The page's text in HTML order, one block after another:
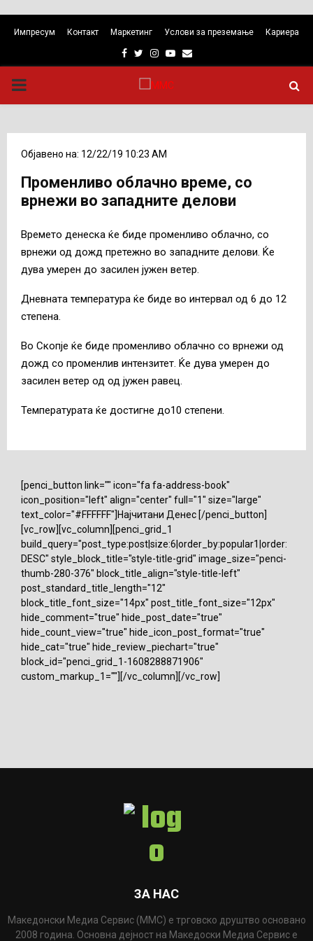
Импресум Контакт Маркетинг Услови за преземање Кариера
Facebook
TwitterInstagram
Youtube
Email
PRIMARY
Објавено на: 12/22/19 10:23 AM
Променливо облачно време, со
врнежи во западните делови
Времето денеска ќе биде променливо облачно, со
врнежи од дожд претежно во западните делови. Ќе
дува умерен до засилен јужен ветер.
Дневната температура ќе биде во интервал од 6 дo 12
степена.
Во Скопје ќе биде променливо облачно со врнежи од
дожд со променлив интензитет. Ќе дува умерен до
засилен ветер од од јужен равец.
Температурата ќе достигне до10 степени.
[penci_button link="" icon="fa fa-address-book"
icon_position="left" align="center" full="1" size="large"
text_color="#FFFFFF"]Најчитани Денес [/penci_button]
[vc_row][vc_column][penci_grid_1
build_query="post_type:post|size:6|order_by:popular1|order:
DESC" style_block_title="style-title-grid" image_size="penci-
thumb-280-376" block_title_align="style-title-left"
post_standard_title_length="12"
block_title_font_size="14px" post_title_font_size="12px"
hide_comment="true" hide_post_date="true"
hide_count_view="true" hide_icon_post_format="true"
hide_cat="true" hide_review_piechart="true"
block_id="penci_grid_1-1608288871906"
custom_markup_1=""][/vc_column][/vc_row]
ЗА НАС
Македонски Медиа Сервис (ММС) е трговско друштво основано
2008 година. Основна дејност на Македоски Медиа Сервис е